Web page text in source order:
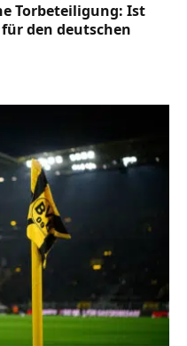
Torbeteiligung: Ist
den deutschen